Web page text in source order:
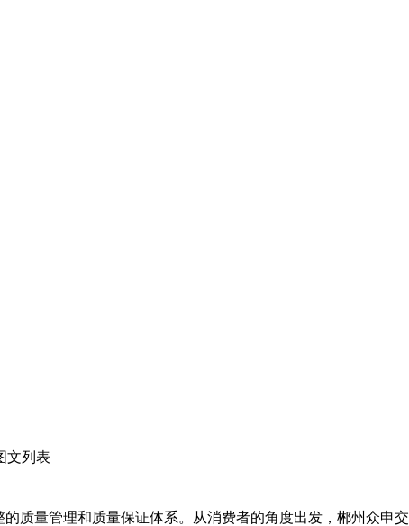
质量管理和质量保证体系。从消费者的角度出发，郴州众申交